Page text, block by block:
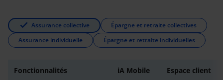
Assurance collective
Épargne et retraite collectives
Assurance individuelle
Épargne et retraite individuelles
Fonctionnalités iA Mobile Espace client